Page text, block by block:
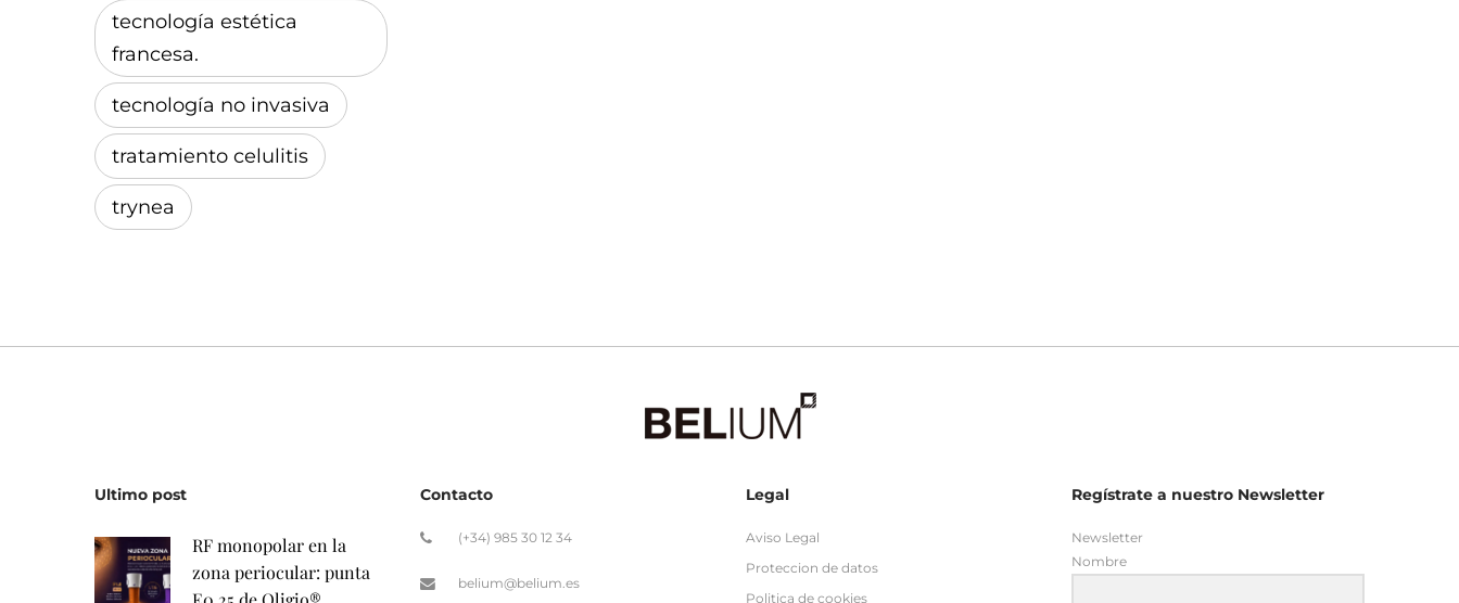
tecnología estética
francesa.
tecnología no invasiva
tratamiento celulitis
trynea
Ultimo post
RF monopolar en la
zona periocular: punta
Contacto
(+34) 985 30 12 34
belium@belium.es
Legal
Aviso Legal
Proteccion de datos
Politica de cookies
Regístrate a nuestro Newsletter
Newsletter
Nombre